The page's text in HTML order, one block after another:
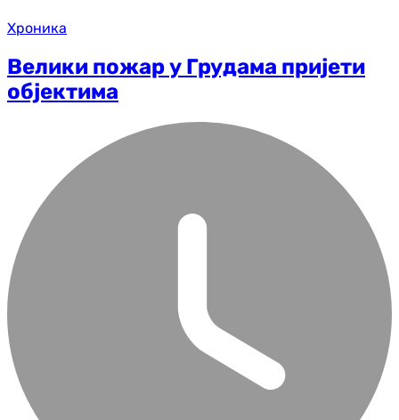
Хроника
Велики пожар у Грудама пријети
објектима